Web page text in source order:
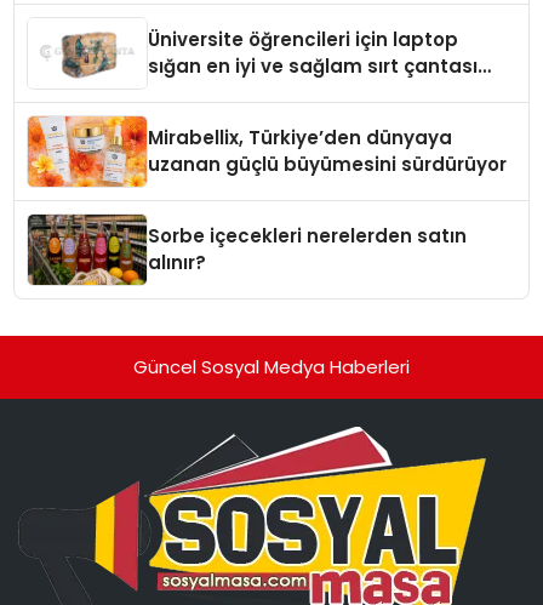
Üniversite öğrencileri için laptop
sığan en iyi ve sağlam sırt çantası
Mirabellix, Türkiye’den dünyaya
uzanan güçlü büyümesini sürdürüyor
Sorbe içecekleri nerelerden satın
alınır?
Güncel Sosyal Medya Haberleri